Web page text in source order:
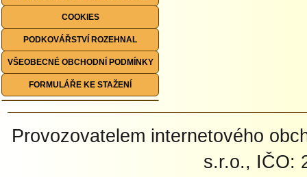
COOKIES
PODKOVÁŘSTVÍ ROZEHNAL
VŠEOBECNÉ OBCHODNÍ PODMÍNKY
FORMULÁŘE KE STAŽENÍ
Provozovatelem internetového
s.r.o., IČO: